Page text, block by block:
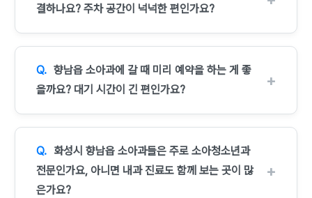
결하나요? 주차 공간이 넉넉한 편인가요?
향남읍 소아과에 갈 때 미리 예약을 하는 게 좋
을까요? 대기 시간이 긴 편인가요?
화성시 향남읍 소아과들은 주로 소아청소년과
전문인가요, 아니면 내과 진료도 함께 보는 곳이 많
은가요?